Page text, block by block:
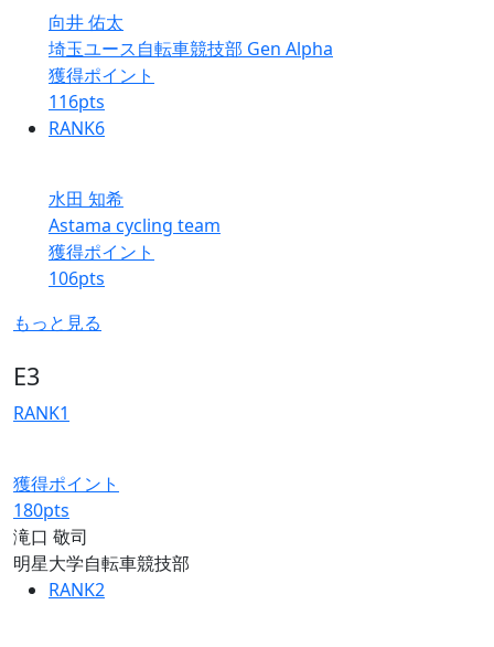
向井 佑太
埼玉ユース自転車競技部 Gen Alpha
獲得ポイント
116pts
RANK6
水田 知希
Astama cycling team
獲得ポイント
106pts
もっと見る
E3
RANK1
獲得ポイント
180pts
滝口 敬司
明星大学自転車競技部
RANK2